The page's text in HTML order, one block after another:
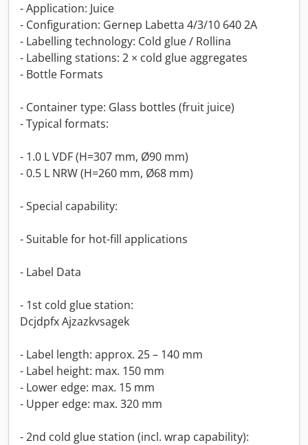
- Application: Juice
- Configuration: Gernep Labetta 4/3/10 640 2A
- Labelling technology: Cold glue / Rollina
- Labelling stations: 2 × cold glue aggregates
- Bottle Formats
- Container type: Glass bottles (fruit juice)
- Typical formats:
- 1.0 L VDF (H=307 mm, Ø90 mm)
- 0.5 L NRW (H=260 mm, Ø68 mm)
- Special capability:
- Suitable for hot-fill applications
- Label Data
- 1st cold glue station:
Dcjdpfx Ajzazkvsagek
- Label length: approx. 25 – 140 mm
- Label height: max. 150 mm
- Lower edge: max. 15 mm
- Upper edge: max. 320 mm
- 2nd cold glue station (incl. wrap capability):